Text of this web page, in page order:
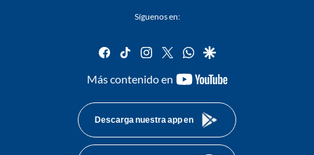
Síguenos en:
facebook
tiktok instagram
twitterwhatsapp
google
Más contenido en
youtube-
Descarga nuestra app en